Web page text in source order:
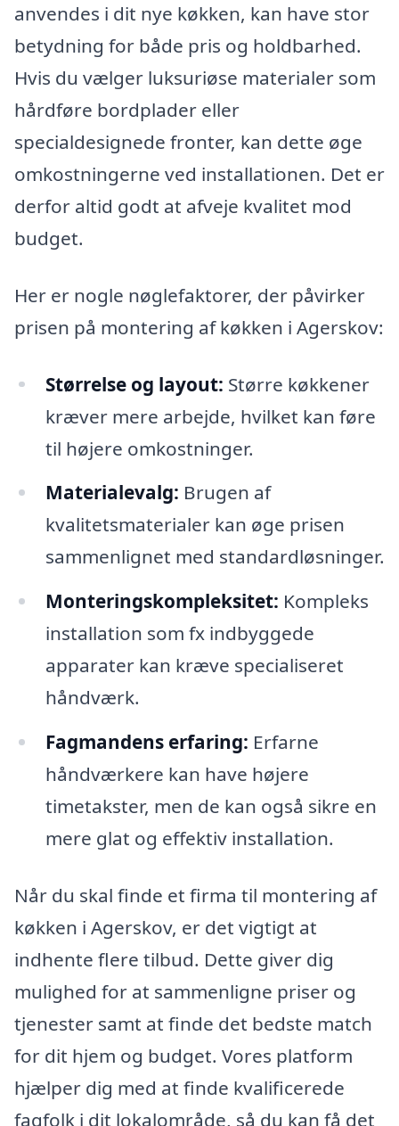
anvendes i dit nye køkken, kan have stor
betydning for både pris og holdbarhed.
Hvis du vælger luksuriøse materialer som
hårdføre bordplader eller
specialdesignede fronter, kan dette øge
omkostningerne ved installationen. Det er
derfor altid godt at afveje kvalitet mod
budget.
Her er nogle nøglefaktorer, der påvirker
prisen på montering af køkken i Agerskov:
Størrelse og layout: Større køkkener
kræver mere arbejde, hvilket kan føre
til højere omkostninger.
Materialevalg: Brugen af
kvalitetsmaterialer kan øge prisen
sammenlignet med standardløsninger.
Monteringskompleksitet: Kompleks
installation som fx indbyggede
apparater kan kræve specialiseret
håndværk.
Fagmandens erfaring: Erfarne
håndværkere kan have højere
timetakster, men de kan også sikre en
mere glat og effektiv installation.
Når du skal finde et firma til montering af
køkken i Agerskov, er det vigtigt at
indhente flere tilbud. Dette giver dig
mulighed for at sammenligne priser og
tjenester samt at finde det bedste match
for dit hjem og budget. Vores platform
hjælper dig med at finde kvalificerede
fagfolk i dit lokalområde, så du kan få det